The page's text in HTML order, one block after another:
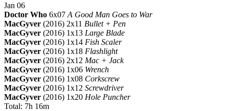
Jan 06
Doctor Who 6x07 A Good Man Goes to War
MacGyver (2016) 2x11 Bullet + Pen
MacGyver (2016) 1x13 Large Blade
MacGyver (2016) 1x14 Fish Scaler
MacGyver (2016) 1x18 Flashlight
MacGyver (2016) 2x12 Mac + Jack
MacGyver (2016) 1x06 Wrench
MacGyver (2016) 1x08 Corkscrew
MacGyver (2016) 1x12 Screwdriver
MacGyver (2016) 1x20 Hole Puncher
Total: 7h 16m